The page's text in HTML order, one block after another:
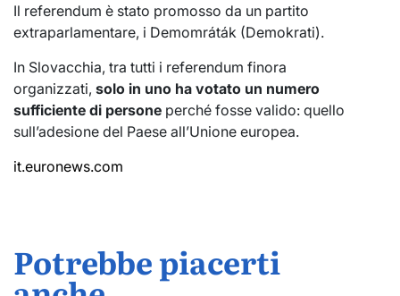
Il referendum è stato promosso da un partito
extraparlamentare, i Demomráták (Demokrati).
In Slovacchia, tra tutti i referendum finora
organizzati, solo in uno ha votato un numero
sufficiente di persone perché fosse valido: quello
sull’adesione del Paese all’Unione europea.
it.euronews.com
Potrebbe piacerti